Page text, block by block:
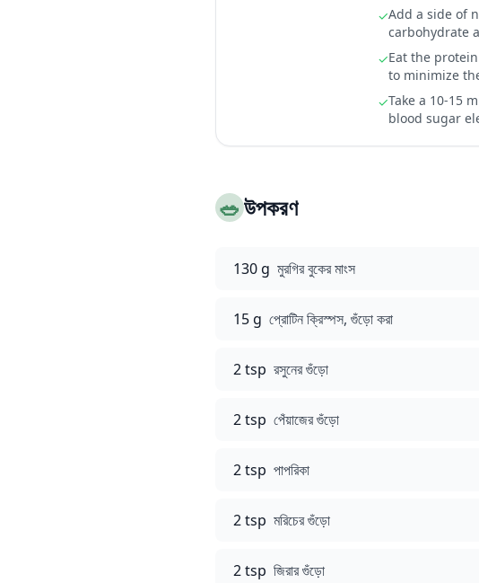
✓Add a side of
carbohydrate
✓Eat the
to minimize
✓Take a 10-15
blood sugar
🥗উপকরণ
130 g মুরগির বুকের মাংস
15 g প্রোটিন ক্রিস্পস, গুঁড়ো করা
2 tsp রসুনের গুঁড়ো
2 tsp পেঁয়াজের গুঁড়ো
2 tsp পাপরিকা
2 tsp মরিচের গুঁড়ো
2 tsp জিরার গুঁড়ো